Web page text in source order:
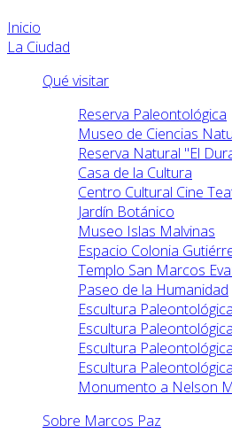
Inicio
La Ciudad
Qué visitar
Reserva Paleontológica
Museo de Ciencias
Reserva Natural "El
Casa de la Cultura
Centro Cultural Cine
Jardín Botánico
Museo Islas Malvinas
Espacio Colonia
Templo San Marcos
Paseo de la Humanidad
Escultura
Escultura
Escultura
Escultura
Monumento a Nelson
Sobre Marcos Paz